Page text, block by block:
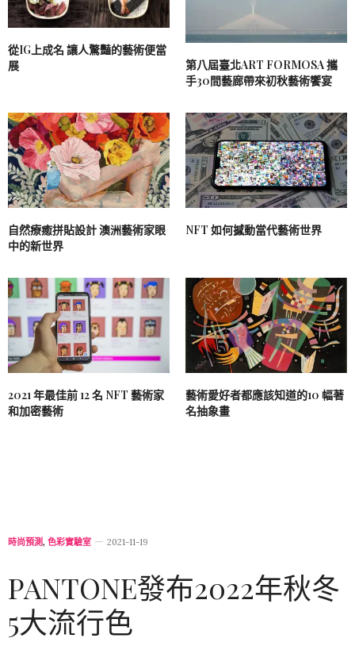
從IG上成名 讓人驚豔的藝術便當
展
第八屆臺北ART FORMOSA 攜
手30間藝廊帶來初秋藝術饗宴
自然療癒拼貼設計 澳洲藝術家眼
中的新世界
NFT 如何撼動當代藝術世界
2021 年最佳前 12 名 NFT 藝術家
和加密藝術
藝術愛好者都應該知道的10 幅著
名抽象畫
時尚預測, 色彩實驗室 2021-11-19
PANTONE發布2022年秋冬
5大流行色